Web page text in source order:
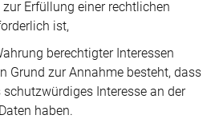
Erfüllung einer rechtlichen
ist,
berechtigter Interessen
Grund zur Annahme besteht, dass
schutzwürdiges Interesse an der
haben.